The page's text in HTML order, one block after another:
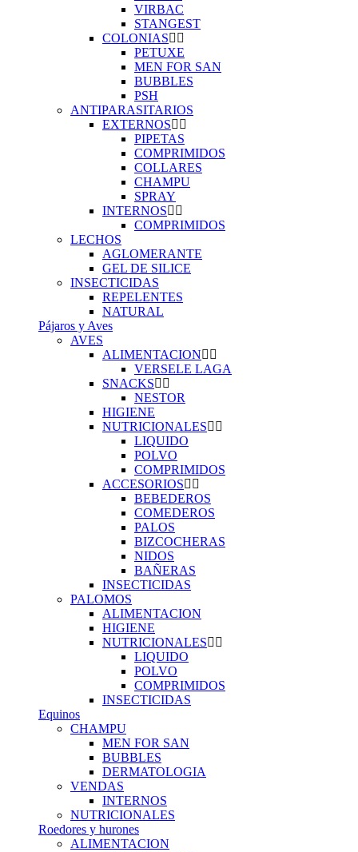
VIRBAC
STANGEST
COLONIAS
PETUXE
MEN FOR SAN
BUBBLES
PSH
ANTIPARASITARIOS
EXTERNOS
PIPETAS
COMPRIMIDOS
COLLARES
CHAMPU
SPRAY
INTERNOS
COMPRIMIDOS
LECHOS
AGLOMERANTE
GEL DE SILICE
INSECTICIDAS
REPELENTES
NATURAL
Pájaros y Aves
AVES
ALIMENTACION
VERSELE LAGA
SNACKS
NESTOR
HIGIENE
NUTRICIONALES
LIQUIDO
POLVO
COMPRIMIDOS
ACCESORIOS
BEBEDEROS
COMEDEROS
PALOS
BIZCOCHERAS
NIDOS
BAÑERAS
INSECTICIDAS
PALOMOS
ALIMENTACION
HIGIENE
NUTRICIONALES
LIQUIDO
POLVO
COMPRIMIDOS
INSECTICIDAS
Equinos
CHAMPU
MEN FOR SAN
BUBBLES
DERMATOLOGIA
VENDAS
INTERNOS
NUTRICIONALES
Roedores y hurones
ALIMENTACION